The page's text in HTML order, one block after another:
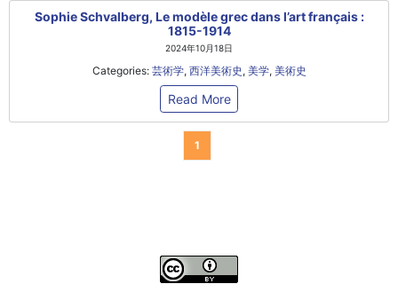
Sophie Schvalberg, Le modèle grec dans l’art français :
1815-1914
2024年10月18日
Categories: 芸術学, 西洋美術史 , 美学, 美術史
Read More
1